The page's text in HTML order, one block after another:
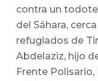
contra un
del Sáhara,
refugiados de
Abdelaziz, hijo
Frente